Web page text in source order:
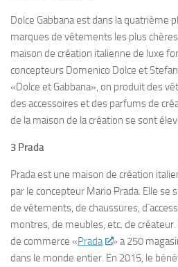
Dolce Gabbana est dans la quatrième
marques de vêtements les plus
maison de création italienne de luxe
concepteurs Domenico Dolce et
«Dolce et Gabbana», on produit des
des accessoires et des parfums de
de la maison de la création se sont
3 Prada
Prada est une maison de création
par le concepteur Mario Prada. Elle se
de vêtements, de chaussures,
montres, de meubles, etc. de créateur.
de commerce «Prada
» a 250
dans le monde entier. En 2015, le